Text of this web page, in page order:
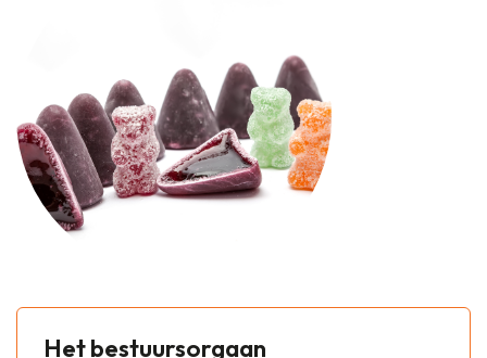
Het bestuursorgaan